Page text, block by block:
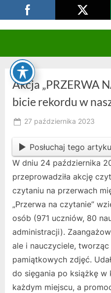
to
CKZIU
Akcja „PRZERWA
bicie rekordu w
Posted
27 października 2023
Posłuchaj tego
W dniu 24 października
przeprowadziła akcję
czytaniu na przerwach
„Przerwa na czytanie”
osób (971 uczniów, 80
administracji).
ale i nauczyciele,
pamiątkowych zdjęć.
do sięgania po książkę w
każdym miejscu, a